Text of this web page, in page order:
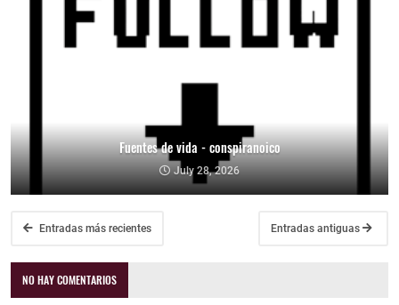
Fuentes de vida - conspiranoico
July 28, 2026
Entradas más recientes Entradas antiguas
NO HAY COMENTARIOS